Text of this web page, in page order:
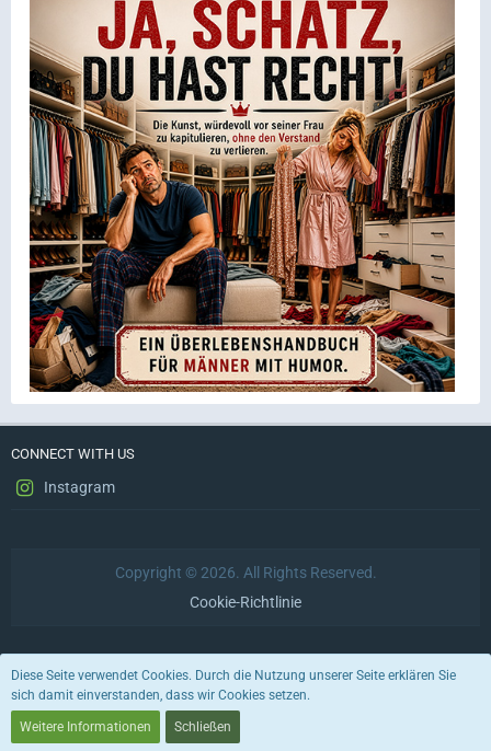
CONNECT WITH US
Instagram
Copyright © 2026. All Rights Reserved.
Cookie-Richtlinie
Datenschutzerklärung Impressum Nutzungsbedingungen
Stil von:
Community-Software:
Diese Seite verwendet Cookies. Durch die Nutzung unserer Seite erklären Sie
sich damit einverstanden, dass wir Cookies setzen.
Weitere Informationen Schließen